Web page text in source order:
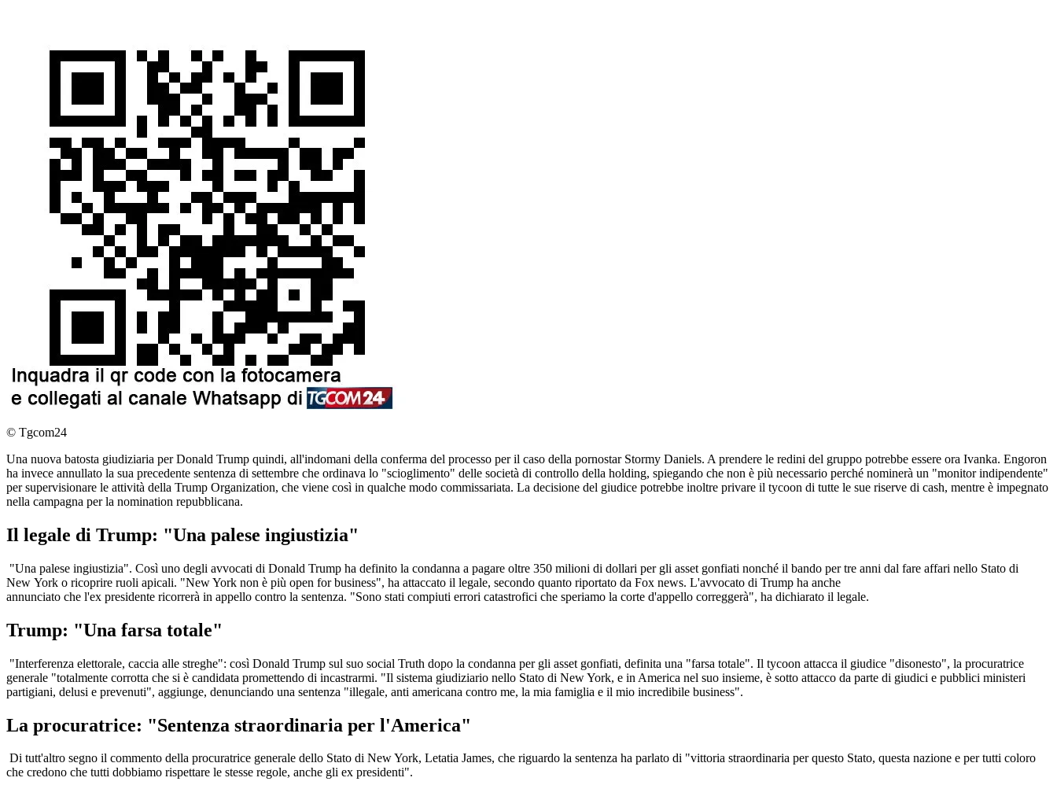
© Tgcom24
Una nuova batosta giudiziaria per Donald Trump quindi, all'indomani della conferma del processo per il caso della pornostar Stormy Daniels. A prendere le redini del gruppo potrebbe essere ora Ivanka. Engoron
ha invece annullato la sua precedente sentenza di settembre che ordinava lo "scioglimento" delle società di controllo della holding, spiegando che non è più necessario perché nominerà un "monitor indipendente"
per supervisionare le attività della Trump Organization, che viene così in qualche modo commissariata. La decisione del giudice potrebbe inoltre privare il tycoon di tutte le sue riserve di cash, mentre è impegnato
nella campagna per la nomination repubblicana.
Il legale di Trump: "Una palese ingiustizia"
"Una palese ingiustizia". Così uno degli avvocati di Donald Trump ha definito la condanna a pagare oltre 350 milioni di dollari per gli asset gonfiati nonché il bando per tre anni dal fare affari nello Stato di
New York o ricoprire ruoli apicali. "New York non è più open for business", ha attaccato il legale, secondo quanto riportato da Fox news. L'avvocato di Trump ha anche
annunciato che l'ex presidente ricorrerà in appello contro la sentenza. "Sono stati compiuti errori catastrofici che speriamo la corte d'appello correggerà", ha dichiarato il legale.
Trump: "Una farsa totale"
"Interferenza elettorale, caccia alle streghe": così Donald Trump sul suo social Truth dopo la condanna per gli asset gonfiati, definita una "farsa totale". Il tycoon attacca il giudice "disonesto", la procuratrice
generale "totalmente corrotta che si è candidata promettendo di incastrarmi. "Il sistema giudiziario nello Stato di New York, e in America nel suo insieme, è sotto attacco da parte di giudici e pubblici ministeri
partigiani, delusi e prevenuti", aggiunge, denunciando una sentenza "illegale, anti americana contro me, la mia famiglia e il mio incredibile business".
La procuratrice: "Sentenza straordinaria per l'America"
Di tutt'altro segno il commento della procuratrice generale dello Stato di New York, Letatia James, che riguardo la sentenza ha parlato di "vittoria straordinaria per questo Stato, questa nazione e per tutti coloro
che credono che tutti dobbiamo rispettare le stesse regole, anche gli ex presidenti".